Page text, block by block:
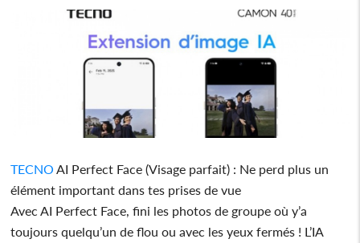
TECNO AI Perfect Face (Visage parfait) : Ne perd plus un
élément important dans tes prises de vue
Avec AI Perfect Face, fini les photos de groupe où y’a
toujours quelqu’un de flou ou avec les yeux fermés ! L’IA